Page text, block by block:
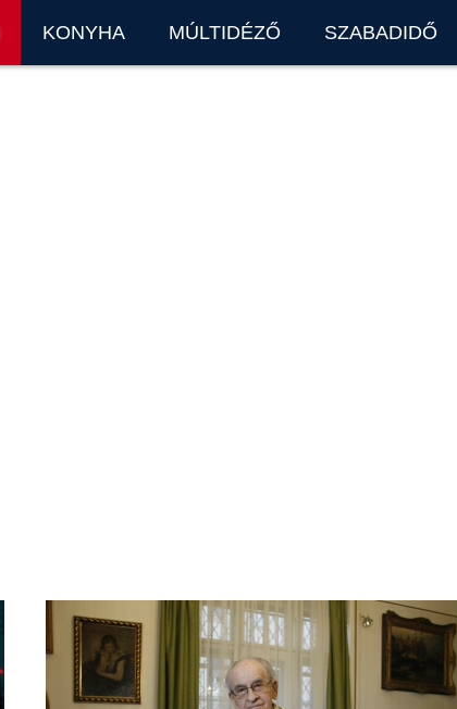
KONYHA MÚLTIDÉZŐ SZABADIDŐ